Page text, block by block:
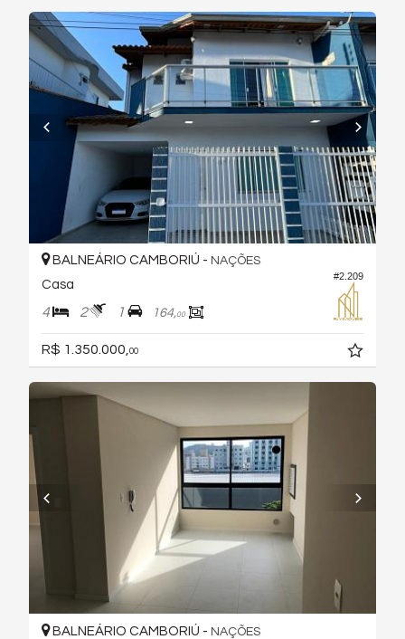
#2.209
BALNEÁRIO CAMBORIÚ - NAÇÕES
Casa
4 2 1 164,00
R$ 1.350.000,00
BALNEÁRIO CAMBORIÚ - NAÇÕES